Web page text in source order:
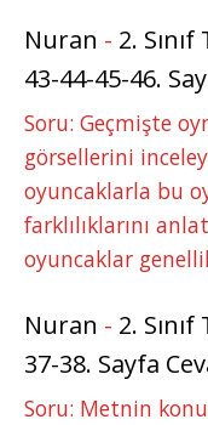
Nuran - 2.
43-44-45-46.
Soru: Geçmişte
görsellerini
oyuncaklarla bu
farklılıklarını
oyuncaklar
Nuran - 2.
37-38. Sayfa
Soru: Metnin